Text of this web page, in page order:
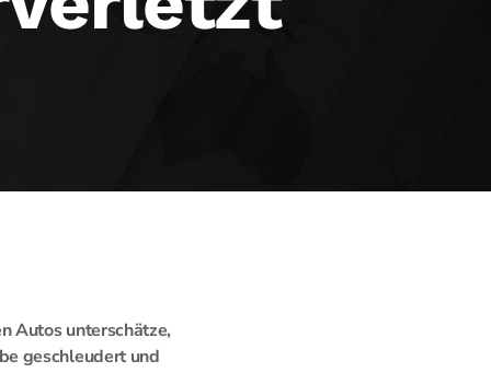
Autos unterschätze,
geschleudert und